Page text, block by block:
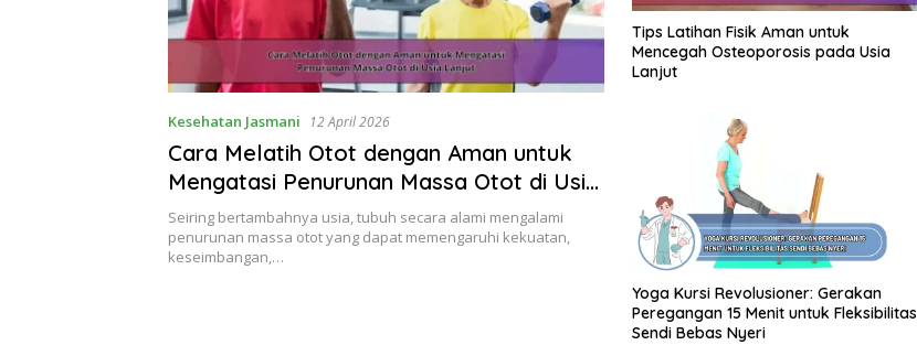
Kesehatan Jasmani 12 April 2026
Cara Melatih Otot dengan Aman untuk
Mengatasi Penurunan Massa Otot di Usia
Lanjut
Seiring bertambahnya usia, tubuh secara alami mengalami
penurunan massa otot yang dapat memengaruhi kekuatan,
keseimbangan,…
Tips Latihan Fisik Aman untuk
Mencegah Osteoporosis pada Usia
Lanjut
Yoga Kursi Revolusioner: Gerakan
Peregangan 15 Menit untuk Fleksibilitas
Sendi Bebas Nyeri